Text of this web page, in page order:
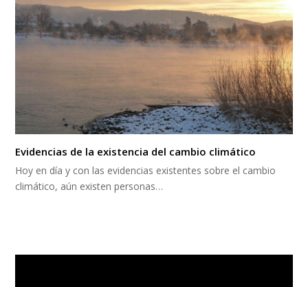
Evidencias de la existencia del cambio climático
Hoy en día y con las evidencias existentes sobre el cambio
climático, aún existen personas…